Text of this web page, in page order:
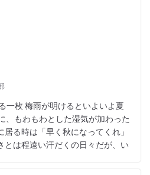
一枚 梅雨が明けるといよいよ夏
、もわもわとした湿気が加わった
る時は「早く秋になってくれ」
とは程遠い汗だくの日々だが、い